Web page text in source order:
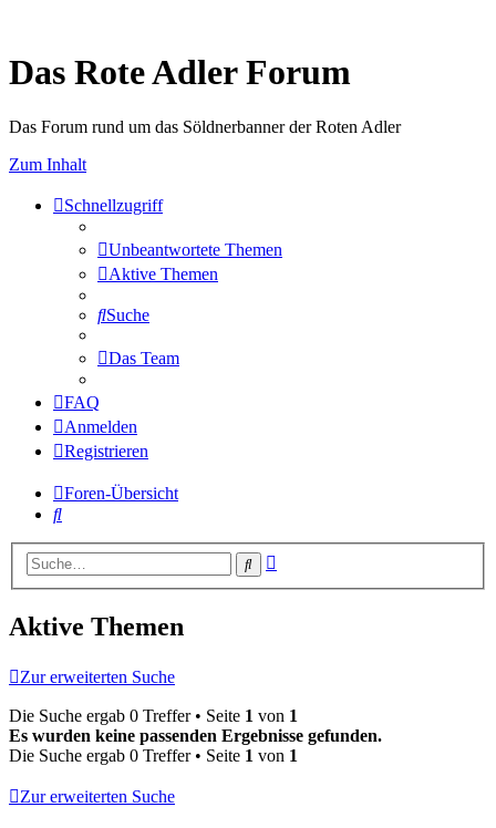
Das Rote Adler Forum
Das Forum rund um das Söldnerbanner der Roten Adler
Zum Inhalt
Schnellzugriff
Unbeantwortete Themen
Aktive Themen
Suche
Das Team
FAQ
Anmelden
Registrieren
Foren-Übersicht
Suche
Suche
Aktive Themen
Zur erweiterten Suche
Die Suche ergab 0 Treffer • Seite 1 von 1
Es wurden keine passenden Ergebnisse gefunden.
Die Suche ergab 0 Treffer • Seite 1 von 1
Zur erweiterten Suche